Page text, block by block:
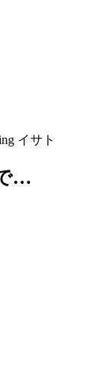
イサト
…